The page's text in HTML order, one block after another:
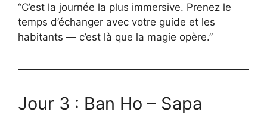
“C’est la journée la plus immersive. Prenez le
temps d’échanger avec votre guide et les
habitants — c’est là que la magie opère.”
Jour 3 : Ban Ho – Sapa